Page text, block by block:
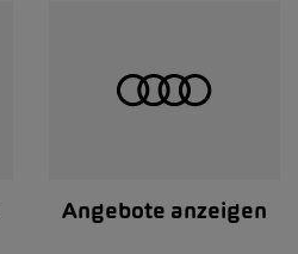
Angebote anzeigen